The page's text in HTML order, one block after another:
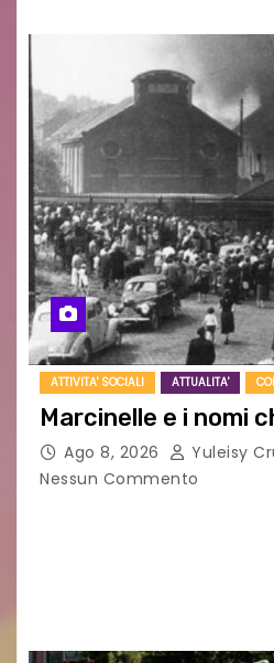
ATTIVITA' SOCIALI ATTUALITA'
Marcinelle e i nomi
Ago 8, 2026
Yuleisy
Nessun Commento